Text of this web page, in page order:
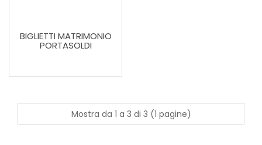
BIGLIETTI MATRIMONIO
PORTASOLDI
Mostra da 1 a 3 di 3 (1 pagine)